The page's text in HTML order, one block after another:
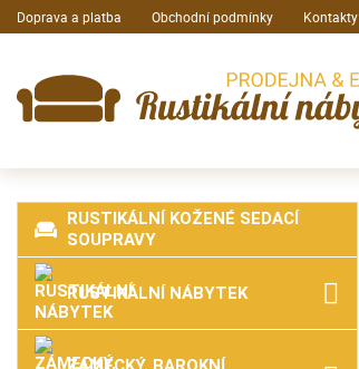
Doprava a platba Obchodní podmínky Kontakty
RUSTIKÁLNÍ KOŽENÉ SEDACÍ
SOUPRAVY
RUSTIKÁLNÍ NÁBYTEK